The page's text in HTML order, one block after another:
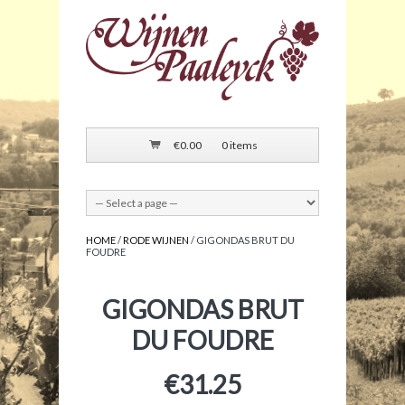
€0.00 0 items
HOME/ RODE WIJNEN / GIGONDAS BRUT DU
FOUDRE
GIGONDAS BRUT
DU FOUDRE
€31.25